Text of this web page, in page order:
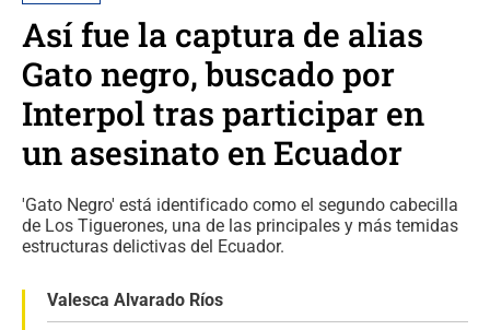
Así fue la captura de alias
Gato negro, buscado por
Interpol tras participar en
un asesinato en Ecuador
'Gato Negro' está identificado como el segundo cabecilla
de Los Tiguerones, una de las principales y más temidas
estructuras delictivas del Ecuador.
Valesca Alvarado Ríos